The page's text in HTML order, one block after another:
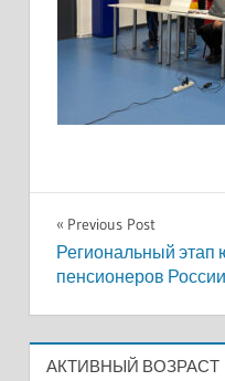
Навигация
по
записям
Previous Post
Региональный этап
пенсионеров России
АКТИВНЫЙ ВОЗРАСТ